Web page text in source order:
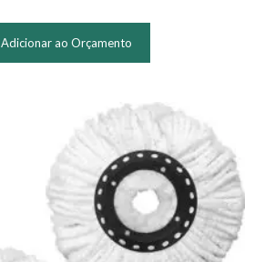
Adicionar ao Orçamento